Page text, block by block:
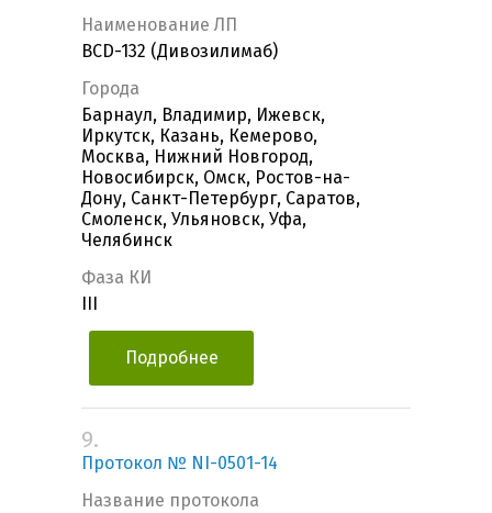
Наименование ЛП
BCD-132 (Дивозилимаб)
Города
Барнаул, Владимир, Ижевск,
Иркутск, Казань, Кемерово,
Москва, Нижний Новгород,
Новосибирск, Омск, Ростов-на-
Дону, Санкт-Петербург, Саратов,
Смоленск, Ульяновск, Уфа,
Челябинск
Фаза КИ
Подробнее
9.
Протокол № NI-0501-14
Название протокола